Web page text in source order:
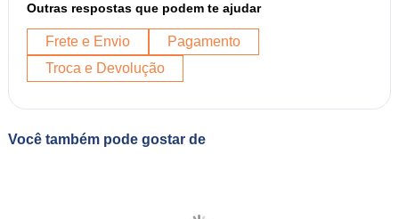
Outras respostas que podem te ajudar
Frete e Envio
Pagamento
Troca e Devolução
Você também pode gostar de